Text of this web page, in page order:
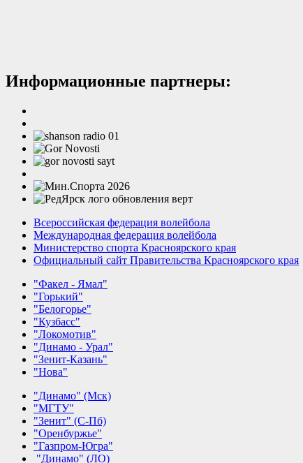
Информационные партнеры:
Всероссийская федерация волейбола
Международная федерация волейбола
Министерство спорта Красноярского края
Официальный сайт Правительства Красноярского края
"Факел - Ямал"
"Горький"
"Белогорье"
"Кузбасс"
"Локомотив"
"Динамо - Урал"
"Зенит-Казань"
"Нова"
"Динамо" (Мск)
"МГТУ"
"Зенит" (С-Пб)
"Оренбуржье"
"Газпром-Югра"
"Динамо" (ЛО)